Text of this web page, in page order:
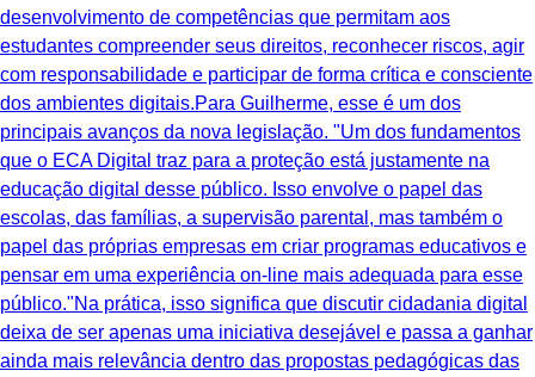
desenvolvimento de competências que permitam aos
estudantes compreender seus direitos, reconhecer riscos, agir
com responsabilidade e participar de forma crítica e consciente
dos ambientes digitais.Para Guilherme, esse é um dos
principais avanços da nova legislação. "Um dos fundamentos
que o ECA Digital traz para a proteção está justamente na
educação digital desse público. Isso envolve o papel das
escolas, das famílias, a supervisão parental, mas também o
papel das próprias empresas em criar programas educativos e
pensar em uma experiência on-line mais adequada para esse
público."Na prática, isso significa que discutir cidadania digital
deixa de ser apenas uma iniciativa desejável e passa a ganhar
ainda mais relevância dentro das propostas pedagógicas das